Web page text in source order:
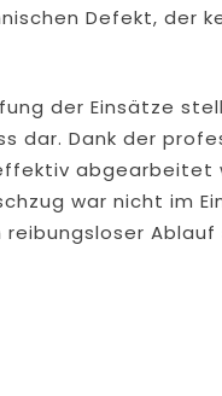
Defekt, der
der Einsätze
dar. Dank der
abgearbeitet
war nicht im